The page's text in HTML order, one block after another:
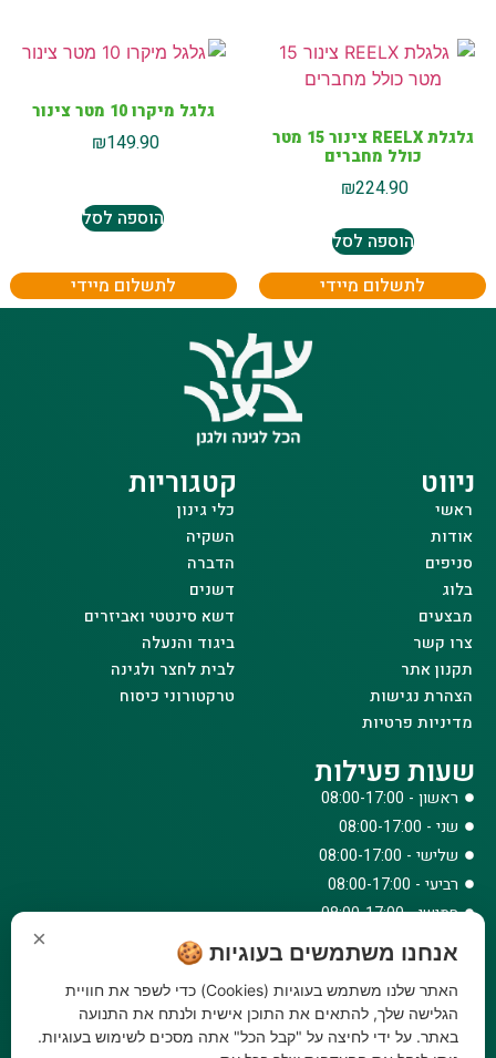
גלגלת REELX צינור 15 מטר
כולל מחברים
₪224.90
הוספה לסל
לתשלום מיידי
גלגל מיקרו 10 מטר צינור
₪149.90
הוספה לסל
לתשלום מיידי
ניווט
ראשי
אודות
סניפים
בלוג
מבצעים
צרו קשר
תקנון אתר
הצהרת נגישות
מדיניות פרטיות
קטגוריות
כלי גינון
השקיה
הדברה
דשנים
דשא סינטטי ואביזרים
ביגוד והנעלה
לבית לחצר ולגינה
טרקטורוני כיסוח
שעות פעילות
ראשון - 08:00-17:00
שני - 08:00-17:00
שלישי - 08:00-17:00
רביעי - 08:00-17:00
חמישי - 08:00-17:00
שישי - 08:00-12:30
צרו קשר
073-779-6243
וואטסאפ
× אנחנו משתמשים בעוגיות 🍪
האתר שלנו משתמש בעוגיות (Cookies) כדי לשפר את חוויית
הגלישה שלך, להתאים את התוכן אישית ולנתח את התנועה
באתר. על ידי לחיצה על "קבל הכל" אתה מסכים לשימוש בעוגיות.